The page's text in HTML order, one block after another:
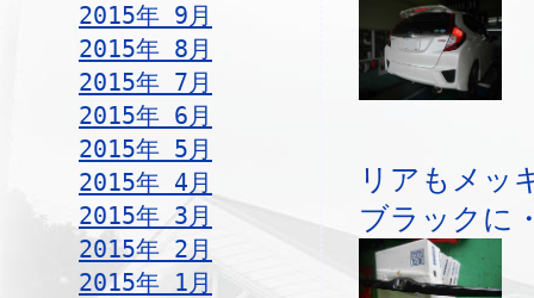
2015年 9月
2015年 8月
2015年 7月
2015年 6月
2015年 5月
2015年 4月
2015年 3月
2015年 2月
2015年 1月
リアもメッ
ブラックに